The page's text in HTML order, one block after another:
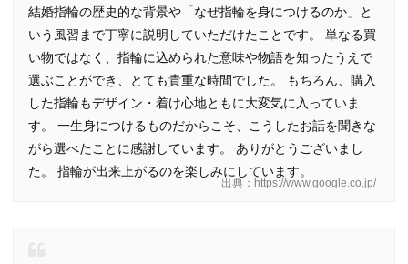
結婚指輪の歴史的な背景や「なぜ指輪を身につけるのか」と
いう風習まで丁寧に説明していただけたことです。 単なる買
い物ではなく、指輪に込められた意味や物語を知ったうえで
選ぶことができ、とても貴重な時間でした。 もちろん、購入
した指輪もデザイン・着け心地ともに大変気に入っていま
す。 一生身につけるものだからこそ、こうしたお話を聞きな
がら選べたことに感謝しています。 ありがとうございまし
た。 指輪が出来上がるのを楽しみにしています。
出典：https://www.google.co.jp/